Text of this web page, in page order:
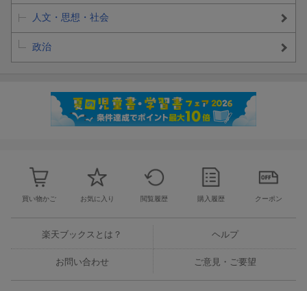
人文・思想・社会
政治
買い物かご お気に入り 閲覧履歴 購入履歴 クーポン
楽天ブックスとは？ ヘルプ
お問い合わせ ご意見・ご要望